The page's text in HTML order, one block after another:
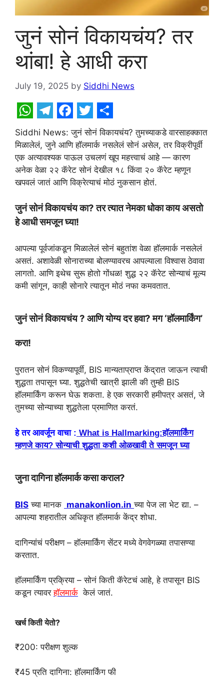
जुनं सोनं विकायचंय? तर
थांबा! हे आधी करा
July 19, 2025 by Siddhi News
W
h
a
t
s
A
p
T
e
l
e
g
r
a
m
F
a
c
e
b
o
o
T
w
i
t
t
e
r
S
h
a
r
e
Siddhi News: जुनं सोनं विकायचंय? तुमच्याकडे वारसाहक्कात
मिळालेलं, जुने आणि हॉलमार्क नसलेलं सोनं असेल, तर विक्रीपूर्वी
एक अत्यावश्यक पाऊल उचलणं खूप महत्त्वाचं आहे — कारण
अनेक वेळा २२ कॅरेट सोनं देखील १८ किंवा २० कॅरेट म्हणून
खपवलं जातं आणि विक्रेत्याचं मोठं नुकसान होतं.
जुनं सोनं विकायचंय का? तर त्यात नेमका धोका काय असतो
हे आधी समजून घ्या!
आपल्या पूर्वजांकडून मिळालेलं सोनं बहुतांश वेळा हॉलमार्क नसलेलं
असतं. अशावेळी सोनाराच्या बोलण्यावरच आपल्याला विश्वास ठेवावा
लागतो. आणि इथेच सुरू होतो गोंधळ! शुद्ध २२ कॅरेट सोन्याचं मूल्य
कमी सांगून, काही सोनारे त्यातून मोठं नफा कमवतात.
जुनं सोनं विकायचंय ? आणि योग्य दर हवा? मग ‘हॉलमार्किंग’
करा!
पुरातन सोनं विकण्यापूर्वी, BIS मान्यताप्राप्त केंद्रात जाऊन त्याची
शुद्धता तपासून घ्या. शुद्धतेची खात्री झाली की तुम्ही BIS
हॉलमार्किंग करून घेऊ शकता. हे एक सरकारी हमीपत्र असतं, जे
तुमच्या सोन्याच्या शुद्धतेला प्रमाणित करतं.
हे तर आवर्जून वाचा : What is Hallmarking:हॉलमार्किंग
म्हणजे काय? सोन्याची शुद्धता कशी ओळखावी ते समजून घ्या
जुना दागिना हॉलमार्क कसा कराल?
BIS च्या मानक manakonlion.in च्या पेज ला भेट द्या. –
आपल्या शहरातील अधिकृत हॉलमार्क केंद्र शोधा.
दागिन्यांचं परीक्षण – हॉलमार्किंग सेंटर मध्ये वेगवेगळ्या तपासण्या
करतात.
हॉलमार्किंग प्रक्रिया – सोनं किती कॅरेटचं आहे, हे तपासून BIS
कडून त्यावरहॉलमार्क केलं जातं.
खर्च किती येतो?
₹200: परीक्षण शुल्क
₹45 प्रति दागिना: हॉलमार्किंग फी